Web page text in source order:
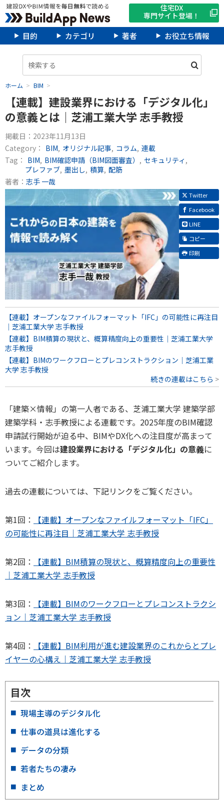
住宅DX
専門サイト登場！
目的 カテゴリ 著者 お役立ち情報
ホーム BIM
【連載】建設業界における「デジタル化」
の意義とは｜芝浦工業大学 志手教授
掲載日： 2023年11月13日
Category： BIM オリジナル記事 コラム 連載
Tag： BIM BIM確認申請（BIM図面審査）
セキュリティ
プレファブ 墨出し 積算 配筋
著者： 志手 一哉
Twitter
Facebook
LINE
コピー
印刷
【連載】オープンなファイルフォーマット「IFC」の可能性に再注目
｜芝浦工業大学 志手教授
【連載】BIM積算の現状と、概算精度向上の重要性｜芝浦工業大学
志手教授
【連載】BIMのワークフローとプレコンストラクション｜芝浦工業
大学 志手教授
続きの連載はこちら
「建築×情報」の第一人者である、芝浦工業大学 建築学部
建築学科・志手教授による連載です。2025年度のBIM確認
申請試行開始が迫る中、BIMやDX化への注目度が高まって
います。今回は建設業界における「デジタル化」の意義に
ついてご紹介します。
過去の連載については、下記リンクをご覧ください。
第1回：
【連載】オープンなファイルフォーマット「IFC」
の可能性に再注目｜芝浦工業大学 志手教授
第2回：
【連載】BIM積算の現状と、概算精度向上の重要性
｜芝浦工業大学 志手教授
第3回：
【連載】BIMのワークフローとプレコンストラクシ
ョン｜芝浦工業大学 志手教授
第4回：
【連載】BIM利用が進む建設業界のこれからとプレ
イヤーの心構え｜芝浦工業大学 志手教授
目次
現場主導のデジタル化
仕事の道具は進化する
データの分類
若者たちの凄み
まとめ